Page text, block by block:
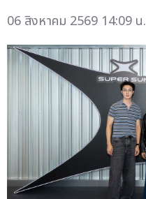
06 สิงหาคม 2569 14:09 น.